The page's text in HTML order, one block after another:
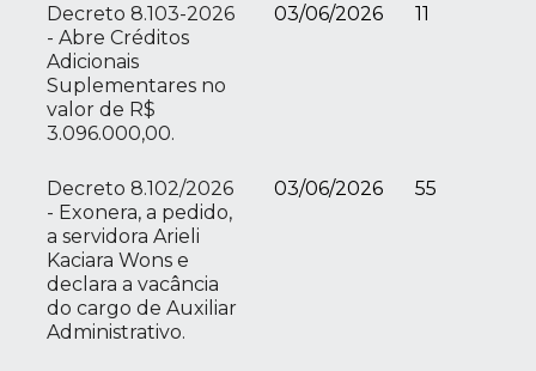
Decreto 8.103-2026
- Abre Créditos
Adicionais
Suplementares no
valor de R$
3.096.000,00.
03/06/2026 11
Decreto 8.102/2026
- Exonera, a pedido,
a servidora Arieli
Kaciara Wons e
declara a vacância
do cargo de Auxiliar
Administrativo.
03/06/2026 55